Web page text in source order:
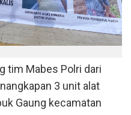
tim Mabes Polri dari
3 unit alat
Gaung kecamatan